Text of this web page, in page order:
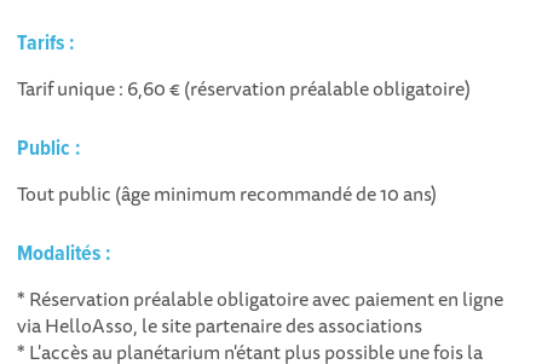
Tarifs :
Tarif unique : 6,60 € (réservation préalable obligatoire)
Public :
Tout public (âge minimum recommandé de 10 ans)
Modalités :
* Réservation préalable obligatoire avec paiement en ligne
via HelloAsso, le site partenaire des associations
* ​L'accès au planétarium n'étant plus possible une fois la